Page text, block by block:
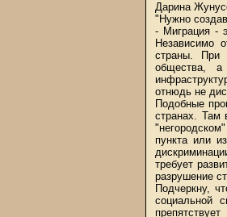
Дарина
"Нужно
- Миграция -
Независимо
страны. При
общества, а
отнюдь не
Подобные
странах. Там
пункта или
требует
разрушение
Подчеркну,
социальной